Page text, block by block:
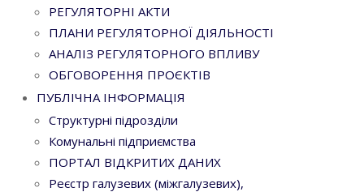
РЕГУЛЯТОРНІ АКТИ
ПЛАНИ РЕГУЛЯТОРНОЇ ДІЯЛЬНОСТІ
АНАЛІЗ РЕГУЛЯТОРНОГО ВПЛИВУ
ОБГОВОРЕННЯ ПРОЄКТІВ
ПУБЛІЧНА ІНФОРМАЦІЯ
Структурні підрозділи
Комунальні підприємства
ПОРТАЛ ВІДКРИТИХ ДАНИХ
Реєстр галузевих (міжгалузевих),